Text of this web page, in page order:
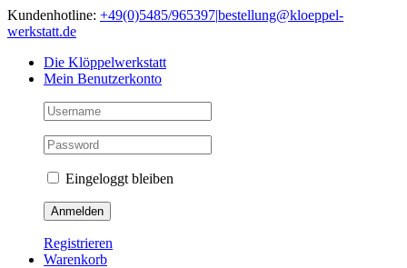
Skip
to
Kundenhotline: +49(0)5485/965397|bestellung@kloeppel-
werkstatt.de
Die Klöppelwerkstatt
Mein Benutzerkonto
Eingeloggt bleiben
Registrieren
Warenkorb